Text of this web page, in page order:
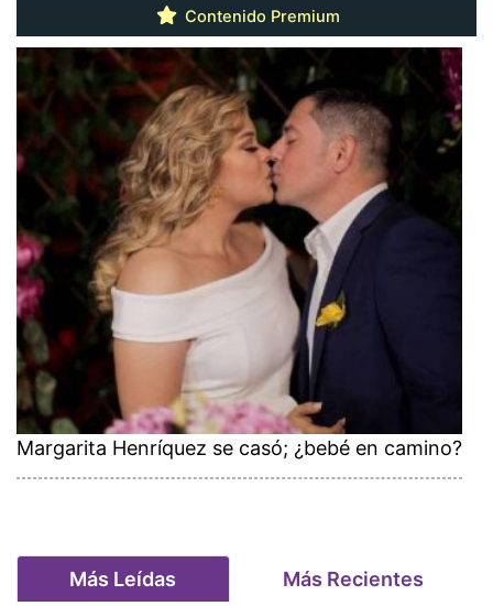
Contenido Premium
Margarita Henríquez se casó; ¿bebé en camino?
Más Leídas Más Recientes